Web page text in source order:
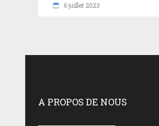
6 juillet 2023
A PROPOS DE NOUS